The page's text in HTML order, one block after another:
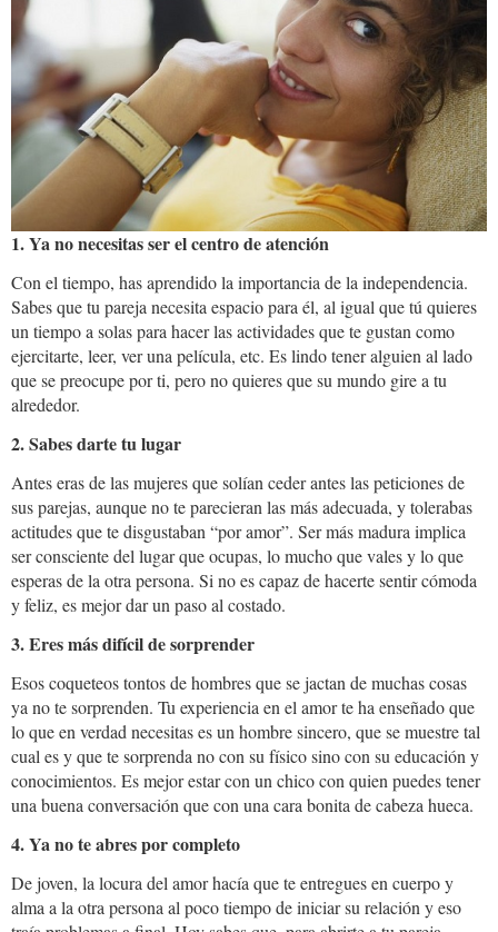
1. Ya no necesitas ser el centro de atención
Con el tiempo, has aprendido la importancia de la independencia.
Sabes que tu pareja necesita espacio para él, al igual que tú quieres
un tiempo a solas para hacer las actividades que te gustan como
ejercitarte, leer, ver una película, etc. Es lindo tener alguien al lado
que se preocupe por ti, pero no quieres que su mundo gire a tu
alrededor.
2. Sabes darte tu lugar
Antes eras de las mujeres que solían ceder antes las peticiones de
sus parejas, aunque no te parecieran las más adecuada, y tolerabas
actitudes que te disgustaban “por amor”. Ser más madura implica
ser consciente del lugar que ocupas, lo mucho que vales y lo que
esperas de la otra persona. Si no es capaz de hacerte sentir cómoda
y feliz, es mejor dar un paso al costado.
3. Eres más difícil de sorprender
Esos coqueteos tontos de hombres que se jactan de muchas cosas
ya no te sorprenden. Tu experiencia en el amor te ha enseñado que
lo que en verdad necesitas es un hombre sincero, que se muestre tal
cual es y que te sorprenda no con su físico sino con su educación y
conocimientos. Es mejor estar con un chico con quien puedes tener
una buena conversación que con una cara bonita de cabeza hueca.
4. Ya no te abres por completo
De joven, la locura del amor hacía que te entregues en cuerpo y
alma a la otra persona al poco tiempo de iniciar su relación y eso